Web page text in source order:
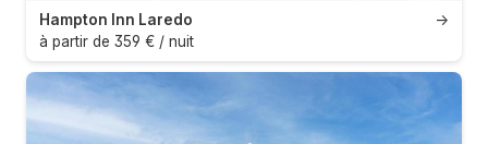
→
Hampton Inn Laredo
à partir de 359 € / nuit